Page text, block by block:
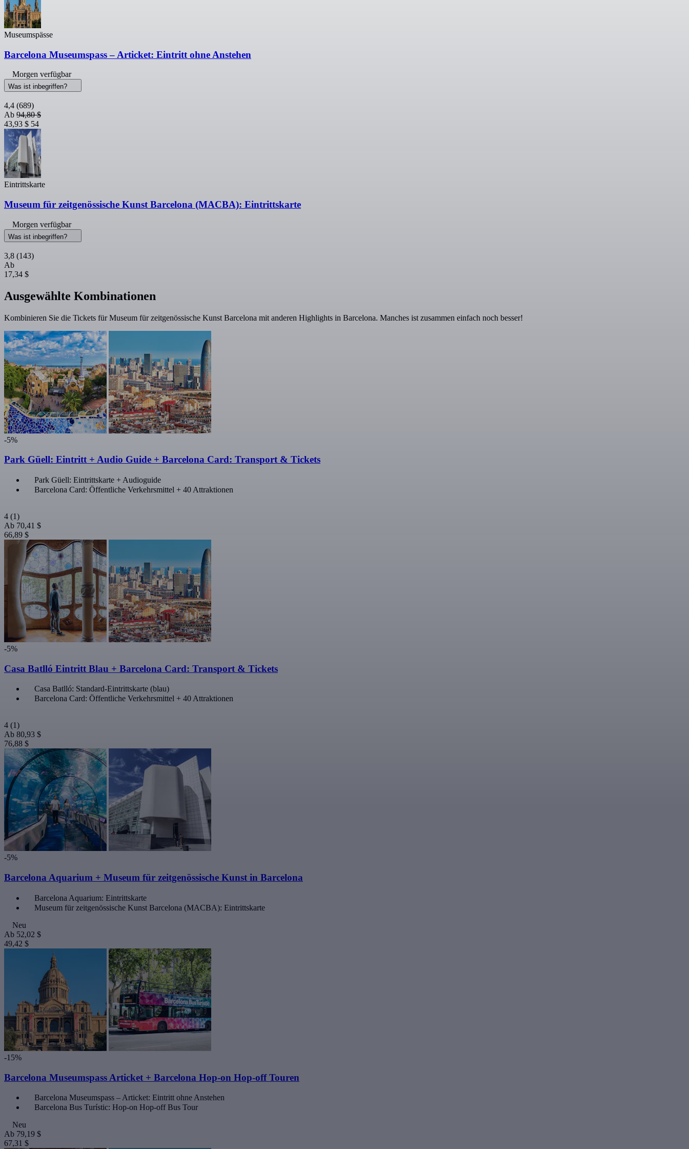
Museumspässe
Barcelona Museumspass – Articket: Eintritt ohne Anstehen
Morgen verfügbar
Was ist inbegriffen?
4,4 (689)
Ab 94,80 $
43,93 $ 54
Eintrittskarte
Museum für zeitgenössische Kunst Barcelona (MACBA): Eintrittskarte
Morgen verfügbar
Was ist inbegriffen?
3,8 (143)
Ab
17,34 $
Ausgewählte Kombinationen
Kombinieren Sie die Tickets für Museum für zeitgenössische Kunst Barcelona mit anderen Highlights in Barcelona. Manches ist zusammen einfach noch besser!
-5%
Park Güell: Eintritt + Audio Guide + Barcelona Card: Transport & Tickets
Park Güell: Eintrittskarte + Audioguide
Barcelona Card: Öffentliche Verkehrsmittel + 40 Attraktionen
4 (1)
Ab 70,41 $
66,89 $
-5%
Casa Batlló Eintritt Blau + Barcelona Card: Transport & Tickets
Casa Batlló: Standard-Eintrittskarte (blau)
Barcelona Card: Öffentliche Verkehrsmittel + 40 Attraktionen
4 (1)
Ab 80,93 $
76,88 $
-5%
Barcelona Aquarium + Museum für zeitgenössische Kunst in Barcelona
Barcelona Aquarium: Eintrittskarte
Museum für zeitgenössische Kunst Barcelona (MACBA): Eintrittskarte
Neu
Ab 52,02 $
49,42 $
-15%
Barcelona Museumspass Articket + Barcelona Hop-on Hop-off Touren
Barcelona Museumspass – Articket: Eintritt ohne Anstehen
Barcelona Bus Turístic: Hop-on Hop-off Bus Tour
Neu
Ab 79,19 $
67,31 $